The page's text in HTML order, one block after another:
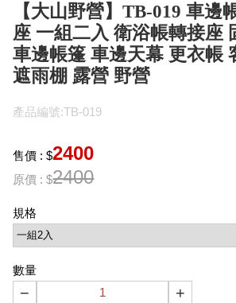
【大山野營】TB-019 車邊
座 一組二入 衛浴帳轉接座
車邊帳篷 車邊天幕 更衣帳
遮雨棚 露營 野營
產品編號:TB-019
售價 : $2400
原價 : $2400
規格
數量
− +